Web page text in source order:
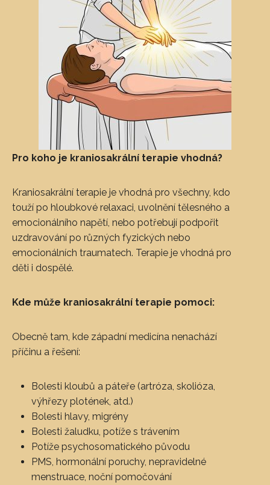
Pro koho je kraniosakrální terapie vhodná?
Kraniosakrální terapie je vhodná pro všechny, kdo
touží po hloubkové relaxaci, uvolnění tělesného a
emocionálního napětí, nebo potřebují podpořit
uzdravování po různých fyzických nebo
emocionálních traumatech. Terapie je vhodná pro
děti i dospělé.
Kde může kraniosakrální terapie pomoci:
Obecně tam, kde západní medicína nenachází
příčinu a řešení:
Bolesti kloubů a páteře (artróza, skolióza,
výhřezy plotének, atd.)
Bolesti hlavy, migrény
Bolesti žaludku, potíže s trávením
Potíže psychosomatického původu
PMS, hormonální poruchy, nepravidelné
menstruace, noční pomočování